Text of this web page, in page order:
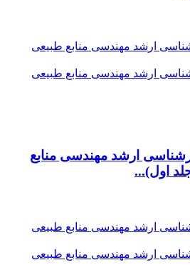
ارشد مهندسی منابع
اول)...